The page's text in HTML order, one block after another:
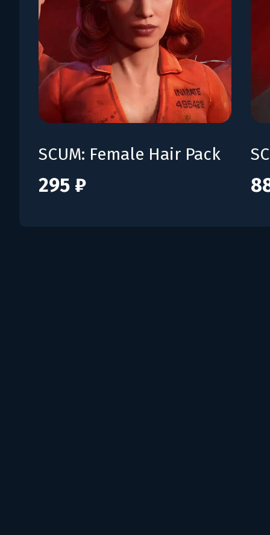
SCUM: Female Hair Pack
295 ₽